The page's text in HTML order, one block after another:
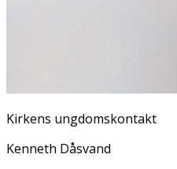
Kirkens ungdomskontakt
Kenneth Dåsvand